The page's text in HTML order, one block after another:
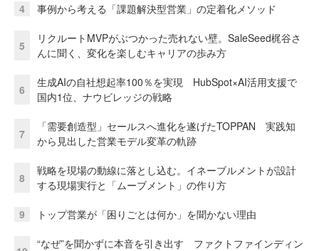
4 事例から考える「課題解決型営業」の定着化メソッド
5
リクルートMVPがぶつかった売れない壁。SaleSeed梶谷さ
んに聞く、変化を楽しむキャリアの歩み方
6
生成AIの自社想起率100％を実現 HubSpot×AI活用支援で
国内1位、ナウビレッジの戦略
7
「需要創造型」セールスへ進化を遂げたTOPPAN 実践知
から見出した営業モデル変革の軌跡
8
戦略を現場の動線に落とし込む。イネーブルメントが設計
する現場実行と「ムーブメント」の作り方
9 トップ営業が「困りごとは何か」を聞かない理由
“なぜ”を聞かずに本音を引き出す ファクトファインディン